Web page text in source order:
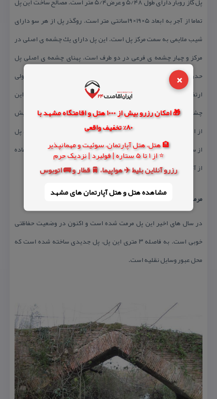
×
🎁 امکان رزرو بیش از 1000 هتل و اقامتگاه مشهد با
80% تخفیف واقعی
🏨 هتل، هتل آپارتمان، سوئیت و مهمانپذیر
⭐ از 1 تا 5 ستاره | فولبرد | نزدیک حرم
رزرو آنلاین بلیط ✈️ هواپیما، 🚆 قطار و 🚌 اتوبوس
مشاهده هتل و هتل‌ آپارتمان های مشهد
تماما از آجر به ابعاد ۵×۱۹×۱۹سانتی متر است. روگذر پل از هر سو دارای
شیب ملایمی به سمت مركز پل است. این پل دارای یك چشمه ی اصلی در
مركز و چهار چشمه ی فرعی در دو طرف است. پهنای چشمه ی اصلی پل
حدود ۹ متر است. چشمه های فرعی دو سوی چشمه ی اصلی باریك ولی
ارتفاع آن ها زیاد است. پهنای این چشمه ها ۵/۱متر است. در دو سوی این
چشمه های فرعی، دو چشمه ی فرعی دیگر قرار دارند كه پهنای آن ها بیش
از ارتفاعشان است و به ۵/۴ متر می رسد. ارتفاع نقطه ی مركزی راس پل
از سطح امروزی آب رودخانه حدود ۵/۴متر است. تاق چشمه ها با استفاده
از آجر و به شكل جناغی ساخته شده است.
مرمت و بازسازی
در سال های اخیر این پل مرمت شده است و اكنون در وضعیت حفاظتی
خوبی است. به فاصله ۳ متری این پل، پل جدیدی ساخته شده است كه
محل عبور وسایل نقلیه است.